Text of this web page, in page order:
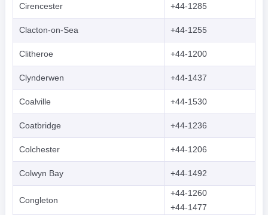
Cirencester +44-1285
Clacton-on-Sea +44-1255
Clitheroe +44-1200
Clynderwen +44-1437
Coalville +44-1530
Coatbridge +44-1236
Colchester +44-1206
Colwyn Bay +44-1492
Congleton
+44-1260
+44-1477